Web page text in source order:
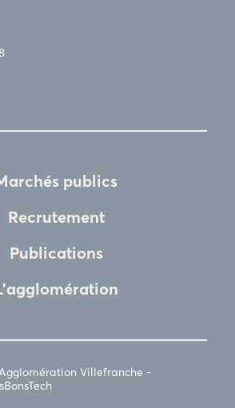
publics
Recrutement
Publications
Villefranche -